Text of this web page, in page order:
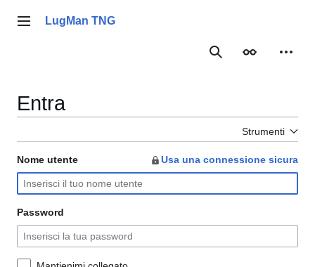
Menu principale
LugMan TNG
RicercaAspetto
Entra
Strumenti
Nome utente Usa una connessione sicura
Password